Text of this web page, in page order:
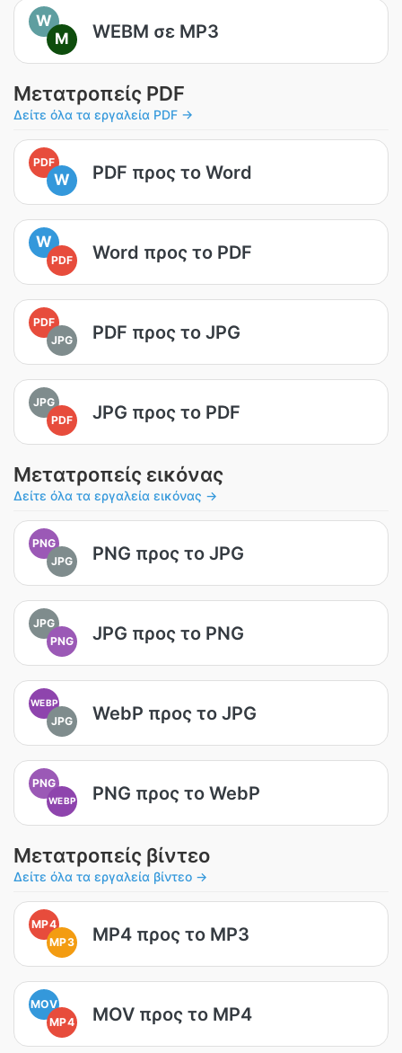
W
M
WEBM σε MP3
Μετατροπείς PDF
Δείτε όλα τα εργαλεία PDF →
PDF
W PDF προς το Word
W
PDF Word προς το PDF
PDF
JPG
PDF προς το JPG
JPG
PDF
JPG προς το PDF
Μετατροπείς εικόνας
Δείτε όλα τα εργαλεία εικόνας →
PNG
JPG
PNG προς το JPG
JPG
PNG
JPG προς το PNG
WEBP
JPG WebP προς το JPG
PNG
WEBP PNG προς το WebP
Μετατροπείς βίντεο
Δείτε όλα τα εργαλεία βίντεο →
MP4
MP3
MP4 προς το MP3
MOV
MP4
MOV προς το MP4